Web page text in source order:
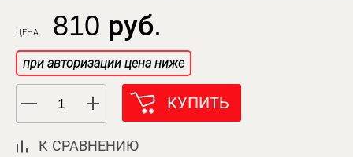
ЦЕНА 810 руб.
при авторизации цена ниже
КУПИТЬ
К СРАВНЕНИЮ